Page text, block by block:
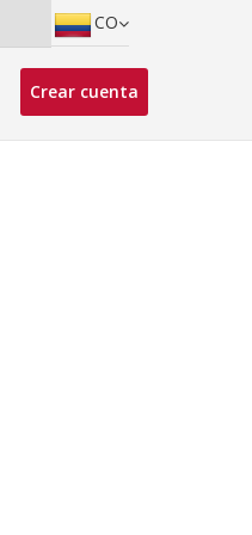
CO
Crear cuenta